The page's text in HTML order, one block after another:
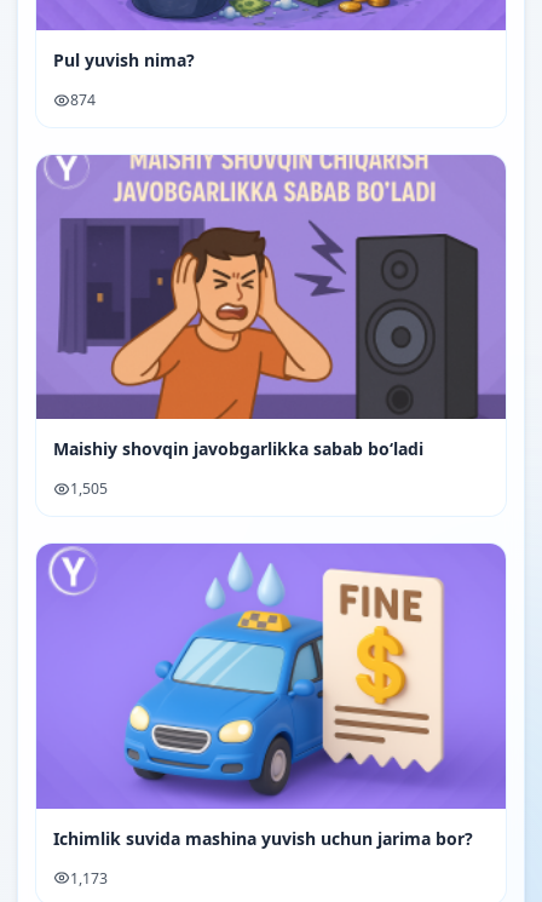
Pul yuvish nima?
874
Maishiy shovqin javobgarlikka sabab bo‘ladi
1,505
Ichimlik suvida mashina yuvish uchun jarima bor?
1,173